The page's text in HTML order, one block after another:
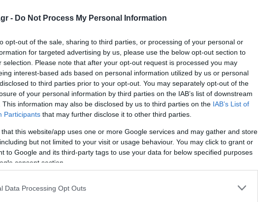
- Do Not Process My Personal Information
opt-out of the sale, sharing to third parties, or processing of your personal or
for targeted advertising by us, please use the below opt-out section to
selection. Please note that after your opt-out request is processed you may
interest-based ads based on personal information utilized by us or personal
to third parties prior to your opt-out. You may separately opt-out of the
of your personal information by third parties on the IAB’s list of downstream
This information may also be disclosed by us to third parties on the IAB’s List of
Participants that may further disclose it to other third parties.
that this website/app uses one or more Google services and may gather and store
but not limited to your visit or usage behaviour. You may click to grant or
to Google and its third-party tags to use your data for below specified purposes
consent section.
Data Processing Opt Outs
εργαζόμενοι δικαιούνται για την εργασία τους, προσαύξηση
οι αμειβόμενοι με ημερομίσθιο, με την προσαύξηση 75% των
συλλογικών ρυθμίσεων μπορούν να αναζητηθούν στη
el/syllogikes-rythmiseis ».
27 Φεβρουαρίου
τα 23,6 δισ. αυξημένες κατά 9,4%
«ύποπτες» επιστροφές και 20.000 επαγγελματίες με χαμηλά
Lykavitos.gr στο Google News
όλες τις ειδήσεις